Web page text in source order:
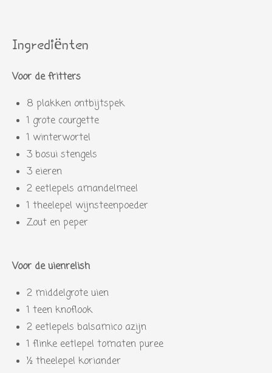
Ingrediënten
Voor de fritters
8 plakken ontbijtspek
1 grote courgette
1 winterwortel
3 bosui stengels
3 eieren
2 eetlepels amandelmeel
1 theelepel wijnsteenpoeder
Zout en peper
Voor de uienrelish
2 middelgrote uien
1 teen knoflook
2 eetlepels balsamico azijn
1 flinke eetlepel tomaten puree
½ theelepel koriander